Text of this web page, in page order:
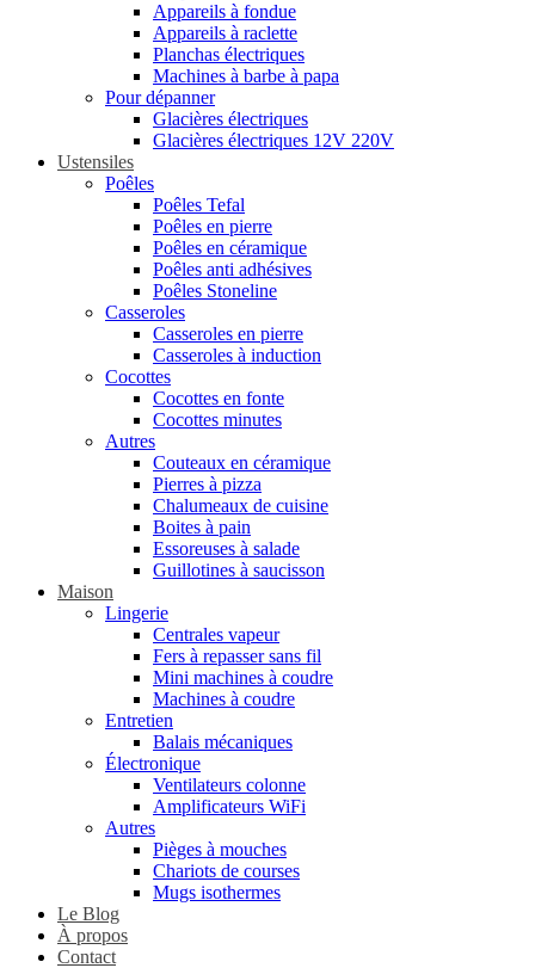
Appareils à fondue
Appareils à raclette
Planchas électriques
Machines à barbe à papa
Pour dépanner
Glacières électriques
Glacières électriques 12V 220V
Ustensiles
Poêles
Poêles Tefal
Poêles en pierre
Poêles en céramique
Poêles anti adhésives
Poêles Stoneline
Casseroles
Casseroles en pierre
Casseroles à induction
Cocottes
Cocottes en fonte
Cocottes minutes
Autres
Couteaux en céramique
Pierres à pizza
Chalumeaux de cuisine
Boites à pain
Essoreuses à salade
Guillotines à saucisson
Maison
Lingerie
Centrales vapeur
Fers à repasser sans fil
Mini machines à coudre
Machines à coudre
Entretien
Balais mécaniques
Électronique
Ventilateurs colonne
Amplificateurs WiFi
Autres
Pièges à mouches
Chariots de courses
Mugs isothermes
Le Blog
À propos
Contact